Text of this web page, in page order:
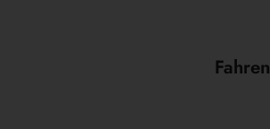
Fahren